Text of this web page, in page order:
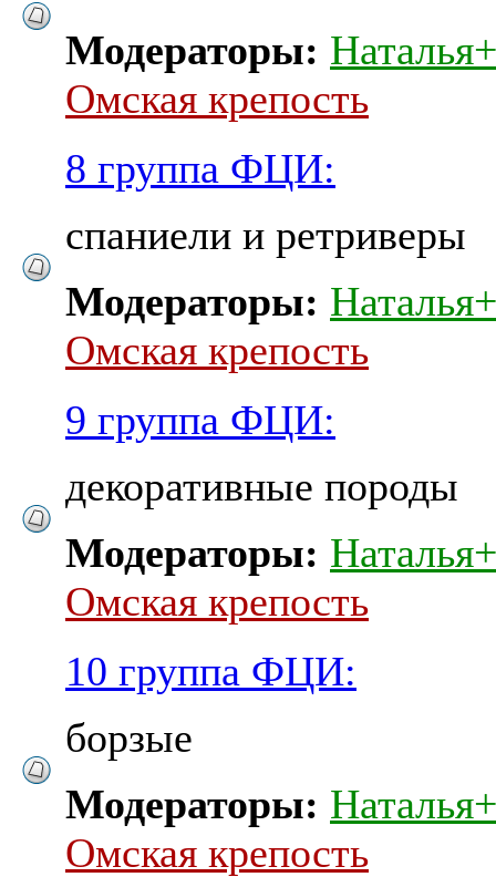
Модераторы:
Омская крепость
8 группа ФЦИ:
спаниели и ретриверы
Модераторы:
Омская крепость
9 группа ФЦИ:
декоративные породы
Модераторы:
Омская крепость
10 группа ФЦИ:
борзые
Модераторы:
Омская крепость